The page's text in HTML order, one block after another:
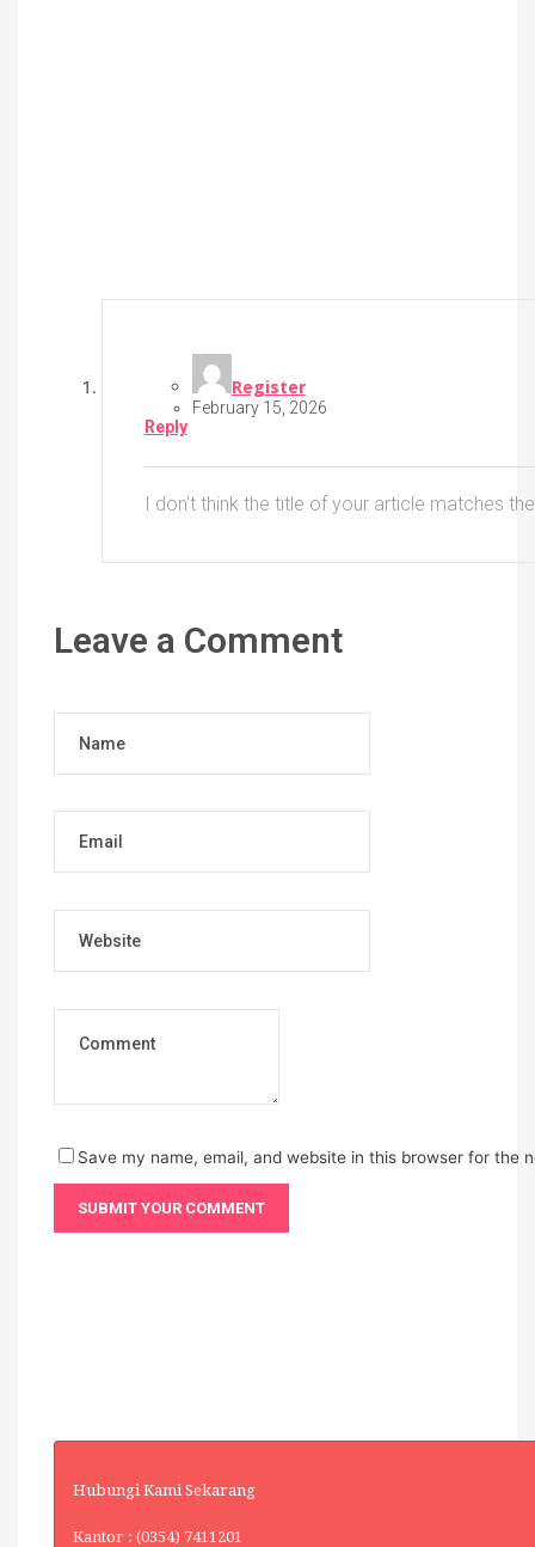
Register
February 15, 2026
Reply
I don’t think the title of your article matches
Leave a Comment
Save my name, email, and website in this browser for the
Hubungi Kami Sekarang
Kantor : (0354) 7411201